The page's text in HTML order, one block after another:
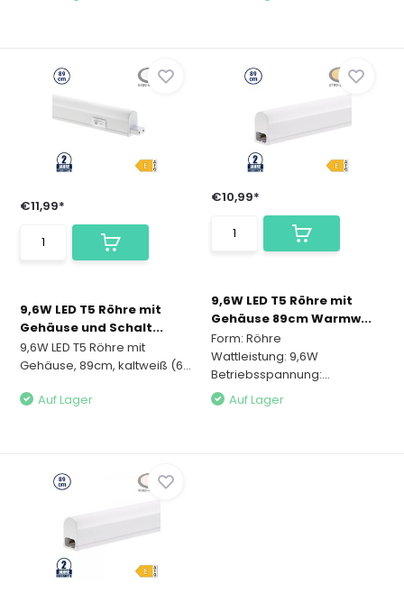
€11,99*
9,6W LED T5 Röhre mit
Gehäuse und Schalt...
9,6W LED T5 Röhre mit
Gehäuse, 89cm, kaltweiß (6...
Auf Lager
€10,99*
9,6W LED T5 Röhre mit
Gehäuse 89cm Warmw...
Form: Röhre
Wattleistung: 9,6W
Betriebsspannung:...
Auf Lager